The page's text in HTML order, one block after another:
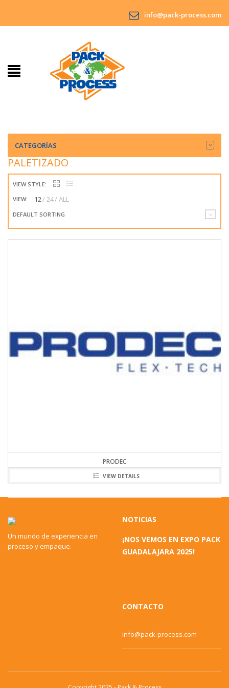
info@pack-process.com
CATEGORÍAS
PALETIZADO
VIEW STYLE:
VIEW:
12 24 ALL
DEFAULT SORTING
PRODEC
VIEW DETAILS
Un mundo de experiencia en
proceso y empaque.
NOTICIAS
¡NOS VEMOS EN EXPO PACK
GUADALAJARA 2025!
CONTACTO
info@pack-process.com